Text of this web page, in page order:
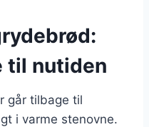
til nutiden
går tilbage til
i varme stenovne.